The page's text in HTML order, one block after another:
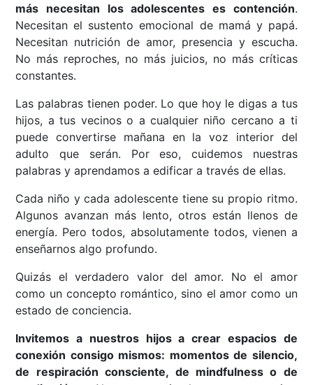
más necesitan los adolescentes es contención.
Necesitan el sustento emocional de mamá y papá.
Necesitan nutrición de amor, presencia y escucha.
No más reproches, no más juicios, no más críticas
constantes.
Las palabras tienen poder. Lo que hoy le digas a tus
hijos, a tus vecinos o a cualquier niño cercano a ti
puede convertirse mañana en la voz interior del
adulto que serán. Por eso, cuidemos nuestras
palabras y aprendamos a edificar a través de ellas.
Cada niño y cada adolescente tiene su propio ritmo.
Algunos avanzan más lento, otros están llenos de
energía. Pero todos, absolutamente todos, vienen a
enseñarnos algo profundo.
Quizás el verdadero valor del amor. No el amor
como un concepto romántico, sino el amor como un
estado de conciencia.
Invitemos a nuestros hijos a crear espacios de
conexión consigo mismos: momentos de silencio,
de respiración consciente, de mindfulness o de